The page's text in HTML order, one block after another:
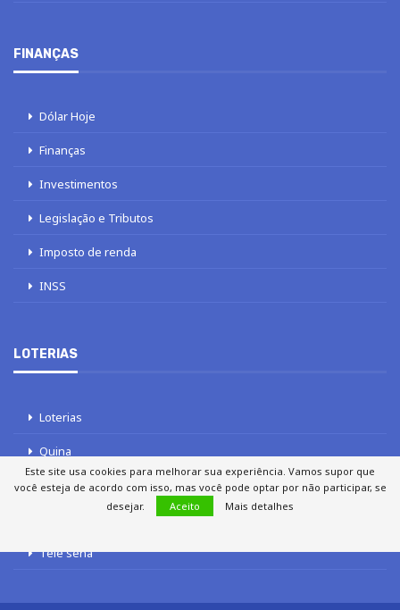
FINANÇAS
Dólar Hoje
Finanças
Investimentos
Legislação e Tributos
Imposto de renda
INSS
LOTERIAS
Loterias
Quina
Lotofácil
Tele sena
Este site usa cookies para melhorar sua experiência. Vamos supor que
você esteja de acordo com isso, mas você pode optar por não participar, se
desejar.
Aceito Mais detalhes